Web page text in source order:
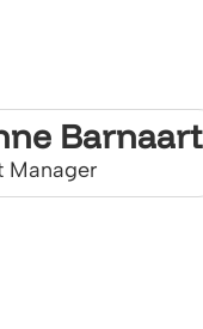
Barnaart
Manager